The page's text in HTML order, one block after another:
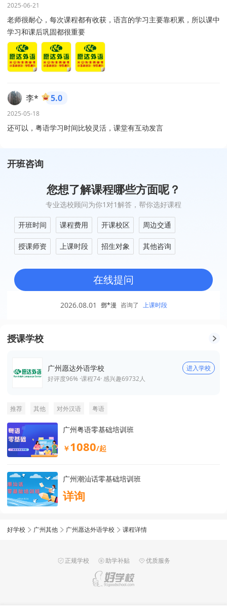
2025-06-21
老师很耐心，每次课程都有收获，语言的学习主要靠积累，所以课中
学习和课后巩固都很重要
李* 5.0
2025-05-18
还可以，粤语学习时间比较灵活，课堂有互动发言
开班咨询
您想了解课程哪些方面呢？
专业选校顾问为你1对1解答，帮你选好课程
开班时间 课程费用 开课校区 周边交通
授课师资 上课时段 招生对象 其他咨询
在线提问
2026.08.01 鄧*漫 咨询了 上课时段
授课学校
广州愿达外语学校
进入学校
好评度96% ·课程74· 感兴趣69732人
推荐 其他 对外汉语 粤语
广州粤语零基础培训班
￥1080/起
广州潮汕话零基础培训班
详询
好学校 广州其他 广州愿达外语学校 课程详情
正规学校 助学补贴 优质服务